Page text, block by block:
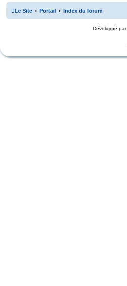
Le Site Portail Index du forum
Développé par